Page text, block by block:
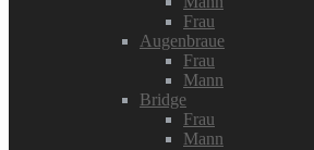
Frau
Augenbraue
Frau
Mann
Bridge
Frau
Mann